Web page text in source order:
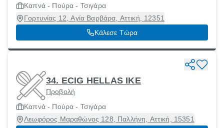
Καπνά - Πούρα - Τσιγάρα
Γορτυνίας 12, Αγία Βαρβάρα, Αττική, 12351
Κάλεσε Τώρα
34. ECIG HELLAS ΙΚΕ
Προβολή
Καπνά - Πούρα - Τσιγάρα
Λεωφόρος Μαραθώνος 128, Παλλήνη, Αττική, 15351